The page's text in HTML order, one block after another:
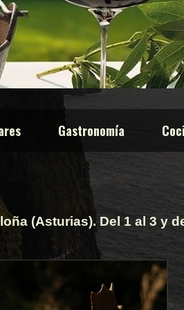
Gastronomía
(Asturias). Del 1 al 3 y